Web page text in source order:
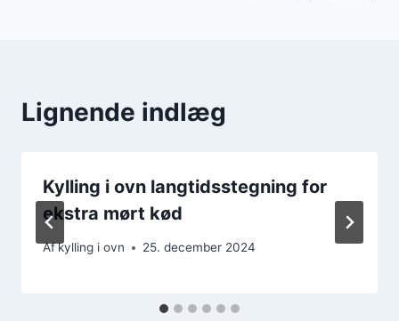
Lignende indlæg
Kylling i ovn langtidsstegning for
ekstra mørt kød
Afkylling i ovn 25. december 2024